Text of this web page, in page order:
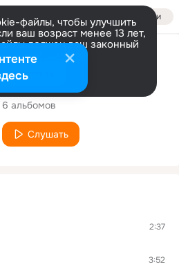
Войти
файлы, чтобы улучшить
ваш возраст менее 13 лет,
должен ваш законный
информации
Настроить
Исполнитель
АЛЬТЭГО
6 альбомов
Слушать
2:37
3:52